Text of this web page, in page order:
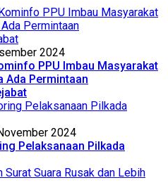
2024
PPU Imbau Masyarakat
Ada Permintaan
2024
Pelaksanaan Pilkada